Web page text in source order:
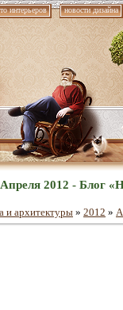
интерьеров новости дизайна
2012 - Блог
и архитектуры » 2012 »